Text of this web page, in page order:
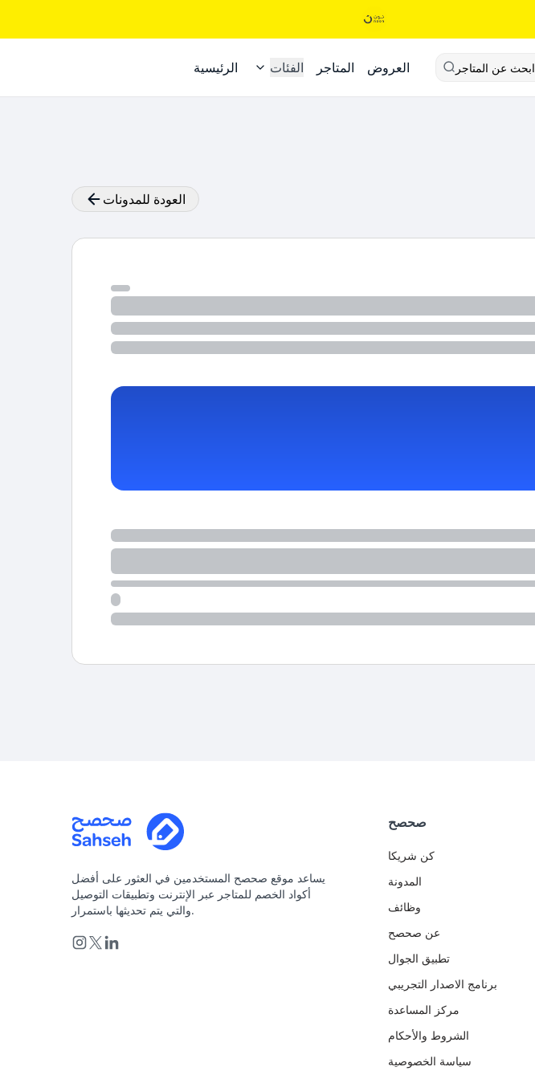
الرئيسية الفئات المتاجر العروض ابحث عن المتاجر
العودة للمدونات
يساعد موقع صحصح المستخدمين في العثور على أفضل
أكواد الخصم للمتاجر عبر الإنترنت وتطبيقات التوصيل
والتي يتم تحديثها باستمرار.
صحصح
كن شريكا
المدونة
وظائف
عن صحصح
تطبيق الجوال
برنامج الاصدار التجريبي
مركز المساعدة
الشروط والأحكام
سياسة الخصوصية